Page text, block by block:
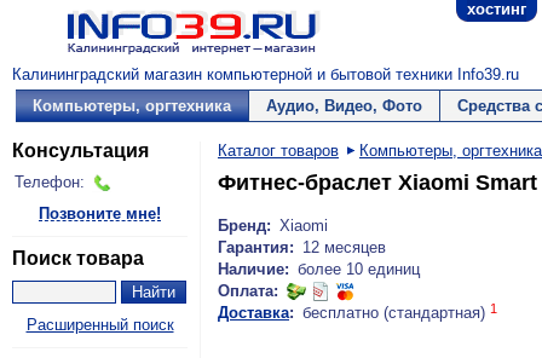
хостинг
Калининградский магазин компьютерной и бытовой техники Info39.ru
Компьютеры, оргтехника
Аудио, Видео, Фото Средства
Консультация
Телефон:
Позвоните мне!
Поиск товара
Расширенный поиск
Каталог товаров Компьютеры, оргтехника
Фитнес-браслет Xiaomi
Бренд: Xiaomi
Гарантия: 12 месяцев
Наличие: более 10 единиц
Оплата:
Доставка: бесплатно (стандартная) 1